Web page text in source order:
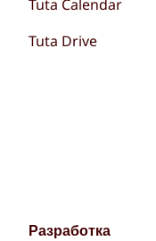
Tuta Calendar
Tuta Drive
Разработка